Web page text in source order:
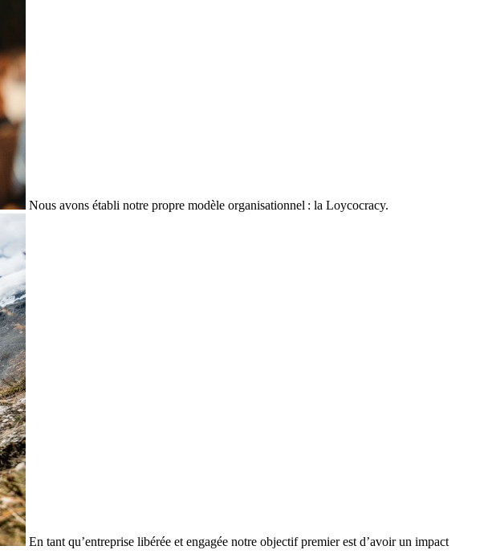
Nous avons établi notre propre modèle organisationnel : la Loycocracy.
En tant qu’entreprise libérée et engagée notre objectif premier est d’avoir un impact